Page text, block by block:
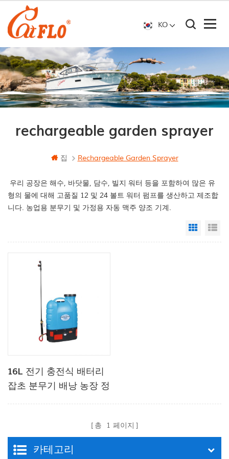
KO
rechargeable garden sprayer
집 Rechargeable Garden Sprayer
우리 공장은 해수, 바닷물, 담수, 빌지 워터 등을 포함하여 많은 유
형의 물에 대해 고품질 12 및 24 볼트 워터 펌프를 생산하고 제조합
니다. 농업용 분무기 및 가정용 자동 맥주 양조 기계.
Grid
16L 전기 충전식 배터리
잡초 분무기 배낭 농장 정
총 1 페이지
카테고리